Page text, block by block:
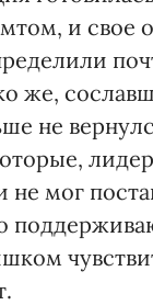
и свое
же,
не
не мог